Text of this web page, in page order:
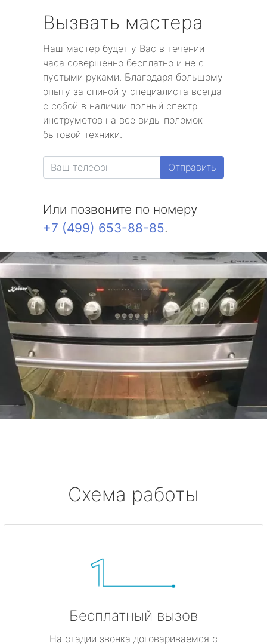
Вызвать мастера
Наш мастер будет у Вас в течении
часа совершенно бесплатно и не с
пустыми руками. Благодаря большому
опыту за спиной у специалиста всегда
с собой в наличии полный спектр
инструметов на все виды поломок
бытовой техники.
Отправить
Или позвоните по номеру
+7 (499) 653-88-85.
Схема работы
Бесплатный вызов
На стадии звонка договариваемся с